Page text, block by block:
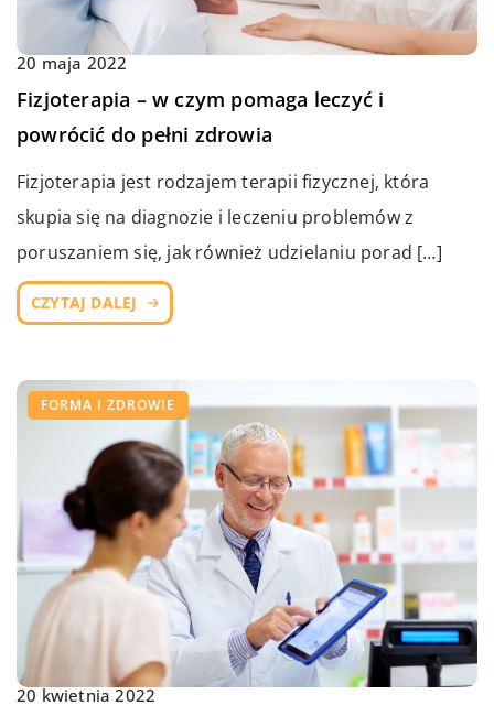
20 maja 2022
Fizjoterapia – w czym pomaga leczyć i
powrócić do pełni zdrowia
Fizjoterapia jest rodzajem terapii fizycznej, która
skupia się na diagnozie i leczeniu problemów z
poruszaniem się, jak również udzielaniu porad […]
CZYTAJ DALEJ
FORMA I ZDROWIE
20 kwietnia 2022